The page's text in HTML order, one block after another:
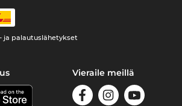
palautuslähetykset
Vieraile meillä